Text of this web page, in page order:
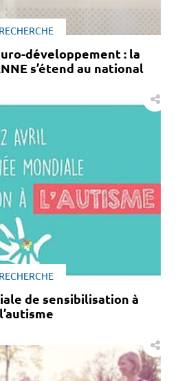
RECHERCHE
développement : la
s’étend au national
RECHERCHE
de sensibilisation à
l’autisme